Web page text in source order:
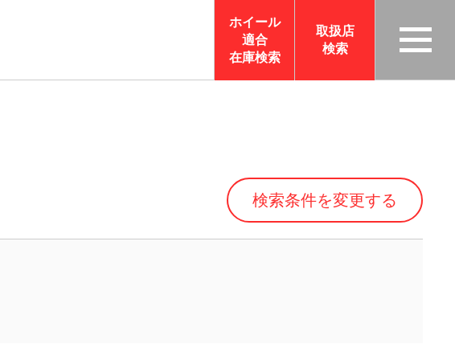
ホイール
適合
在庫検索
取扱店
検索
検索条件を変更する
TAS
CO
ON
サイ